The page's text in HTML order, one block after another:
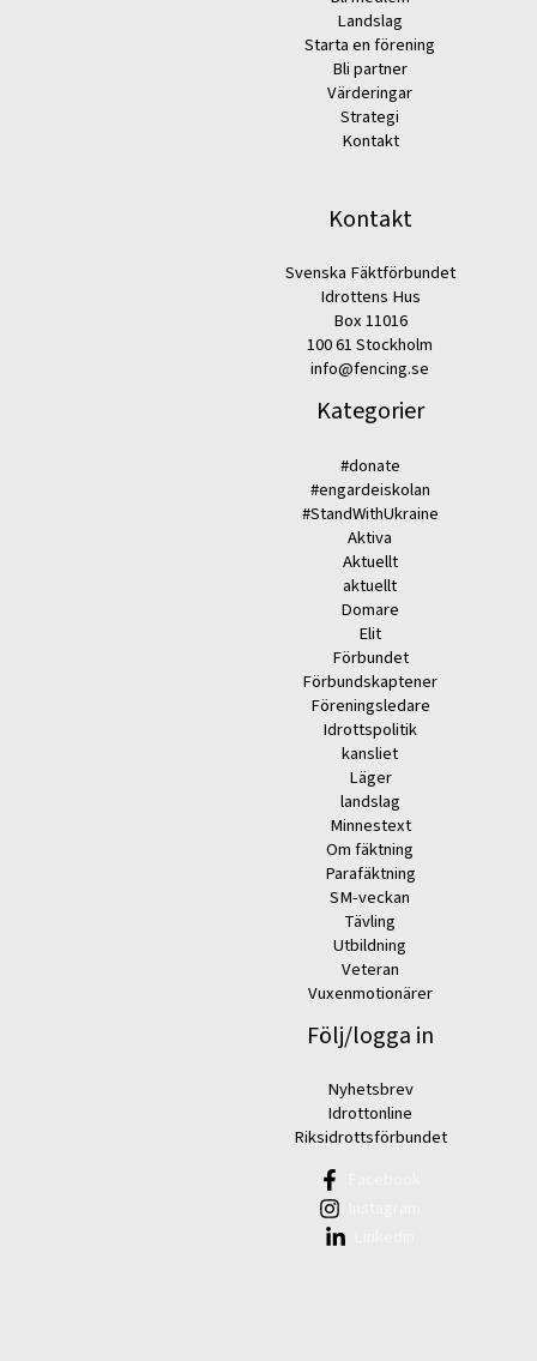
Landslag
Starta en förening
Bli partner
Värderingar
Strategi
Kontakt
Kontakt
Svenska Fäktförbundet
Idrottens Hus
Box 11016
100 61 Stockholm
info@fencing.se
Kategorier
#donate
#engardeiskolan
#StandWithUkraine
Aktiva
Aktuellt
aktuellt
Domare
Elit
Förbundet
Förbundskaptener
Föreningsledare
Idrottspolitik
kansliet
Läger
landslag
Minnestext
Om fäktning
Parafäktning
SM-veckan
Tävling
Utbildning
Veteran
Vuxenmotionärer
Följ/logga in
Nyhetsbrev
Idrottonline
Riksidrottsförbundet